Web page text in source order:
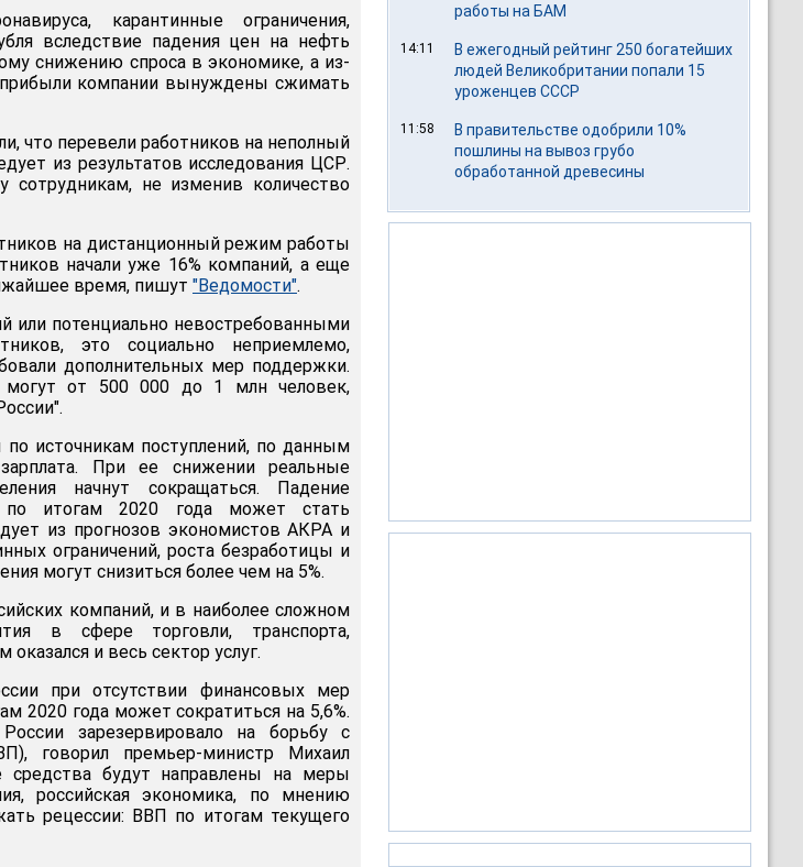
карантинные ограничения,
вследствие падения цен на нефть
снижению спроса в экономике, а из-
компании вынуждены сжимать
что перевели работников на неполный
из результатов исследования ЦСР.
сотрудникам, не изменив количество
на дистанционный режим работы
начали уже 16% компаний, а еще
время, пишут "Ведомости".
или потенциально невостребованными
это социально неприемлемо,
дополнительных мер поддержки.
могут от 500 000 до 1 млн человек,
источникам поступлений, по данным
При ее снижении реальные
начнут сокращаться. Падение
по итогам 2020 года может стать
из прогнозов экономистов АКРА и
ограничений, роста безработицы и
могут снизиться более чем на 5%.
компаний, и в наиболее сложном
в сфере торговли, транспорта,
и весь сектор услуг.
при отсутствии финансовых мер
2020 года может сократиться на 5,6%.
зарезервировало на борьбу с
говорил премьер-министр Михаил
будут направлены на меры
российская экономика, по мнению
рецессии: ВВП по итогам текущего
работы на БАМ
14:11
В ежегодный рейтинг 250 богатейших
людей Великобритании попали 15
уроженцев СССР
11:58
В правительстве одобрили 10%
пошлины на вывоз грубо
обработанной древесины